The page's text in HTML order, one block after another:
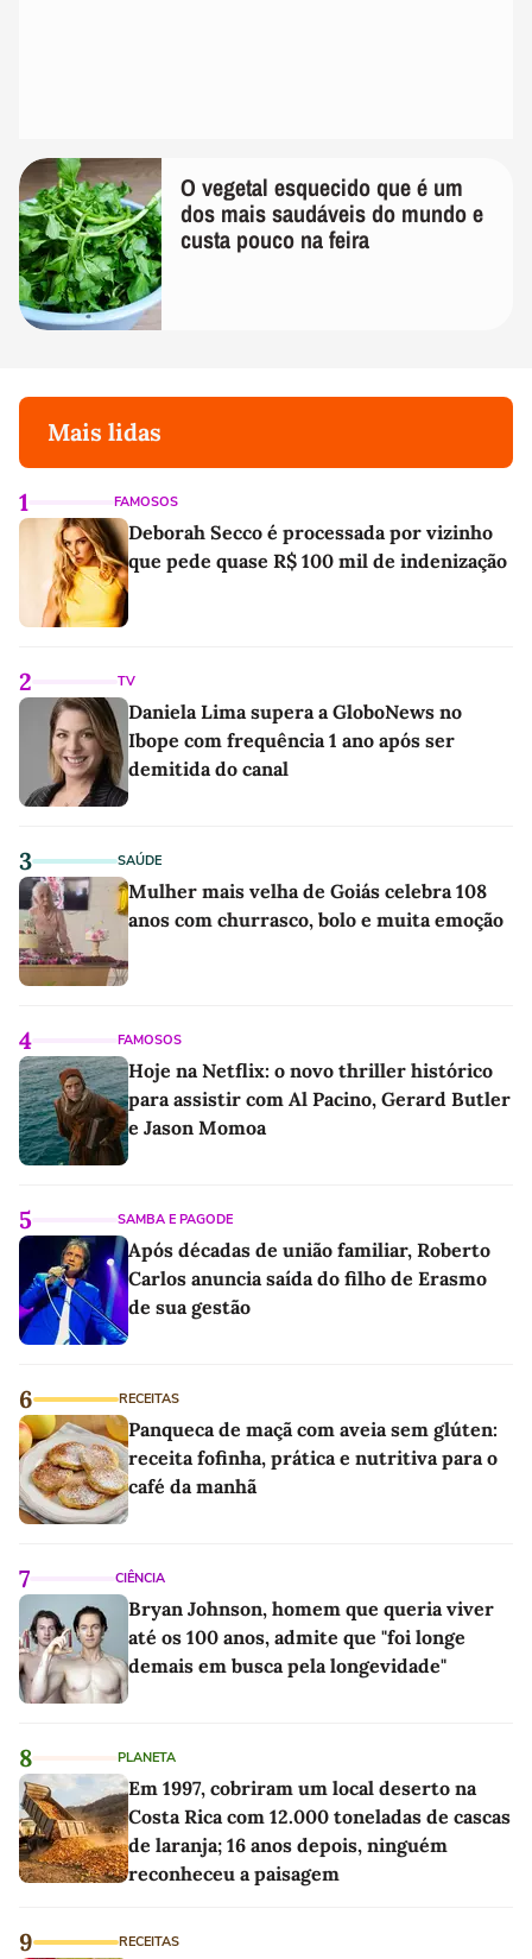
O vegetal esquecido que é um
dos mais saudáveis do mundo e
custa pouco na feira
Mais lidas
1 FAMOSOS
Deborah Secco é processada por vizinho
que pede quase R$ 100 mil de indenização
2 TV
Daniela Lima supera a GloboNews no
Ibope com frequência 1 ano após ser
demitida do canal
3 SAÚDE
Mulher mais velha de Goiás celebra 108
anos com churrasco, bolo e muita emoção
4 FAMOSOS
Hoje na Netflix: o novo thriller histórico
para assistir com Al Pacino, Gerard Butler
e Jason Momoa
5 SAMBA E PAGODE
Após décadas de união familiar, Roberto
Carlos anuncia saída do filho de Erasmo
de sua gestão
6 RECEITAS
Panqueca de maçã com aveia sem glúten:
receita fofinha, prática e nutritiva para o
café da manhã
7 CIÊNCIA
Bryan Johnson, homem que queria viver
até os 100 anos, admite que "foi longe
demais em busca pela longevidade"
8 PLANETA
Em 1997, cobriram um local deserto na
Costa Rica com 12.000 toneladas de cascas
de laranja; 16 anos depois, ninguém
reconheceu a paisagem
9 RECEITAS